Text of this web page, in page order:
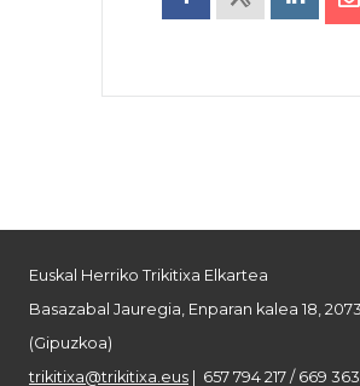
Euskal Herriko Trikitixa Elkartea
Basazabal Jauregia, Enparan kalea 18,
(Gipuzkoa)
trikitixa@trikitixa.eus | 657 794 217 / 669